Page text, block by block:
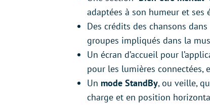
adaptées à son humeur et
Des crédits des chansons
groupes impliqués dans la
Un écran d’accueil pour
pour les lumières connectées,
Un mode StandBy, ou veille,
charge et en position